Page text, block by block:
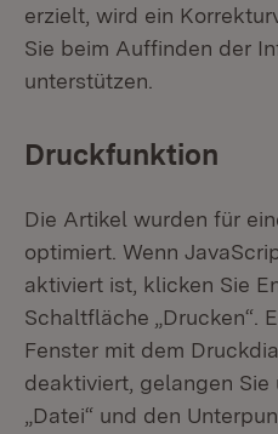
erzielt, wird ein
Sie beim Auffinden der
unterstützen.
Druckfunktion
Die Artikel wurden für
optimiert. Wenn
aktiviert ist, klicken Sie
Schaltfläche „Drucken“.
Fenster mit dem
deaktiviert, gelangen
„Datei“ und den